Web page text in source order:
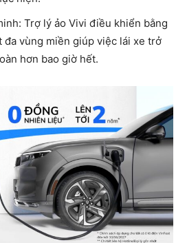
Trợ lý ảo Vivi điều khiển bằng
vùng miền giúp việc lái xe trở
hơn bao giờ hết.